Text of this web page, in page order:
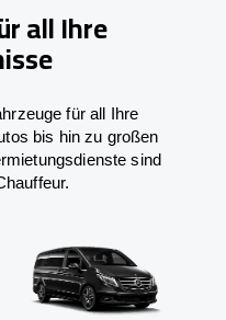
all Ihre
für all Ihre
bis hin zu großen
sind